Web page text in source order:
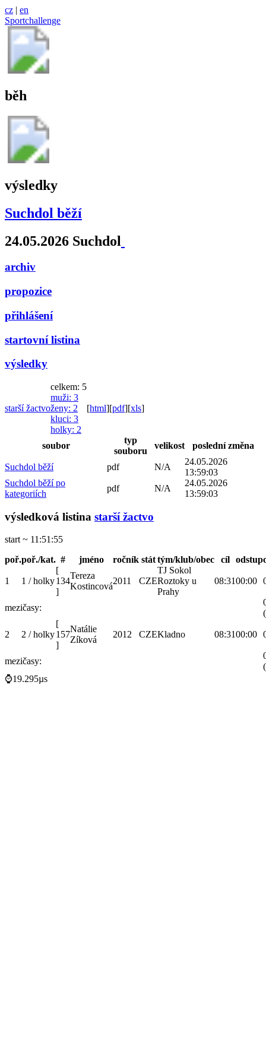
cz | en
Sportchallenge
běh
výsledky
Suchdol běží
24.05.2026 Suchdol
archiv
propozice
přihlášení
startovní listina
výsledky
starší žactvo
celkem: 5
muži: 3
ženy: 2
kluci: 3
holky: 2
[html][pdf][xls]
soubor
typ
souboru
velikost poslední změna
Suchdol běží pdf N/A
24.05.2026
13:59:03
Suchdol běží po
kategoriích
pdf N/A
24.05.2026
13:59:03
výsledková listina starší žactvo
start ~ 11:51:55
poř.poř./kat. # jméno ročník stát tým/klub/obec cíl odstup
1 1 / holky
[
134
]
Tereza
Kostincová
2011 CZE
TJ Sokol
Roztoky u
Prahy
08:3100:00
mezičasy:
2 2 / holky
[
157
]
Natálie
Zíková
2012 CZEKladno 08:3100:00
mezičasy:
⌚19.295µs